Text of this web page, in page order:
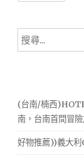
搜
尋
(台南/楠西
南，台南首間冒
好物推薦))義大